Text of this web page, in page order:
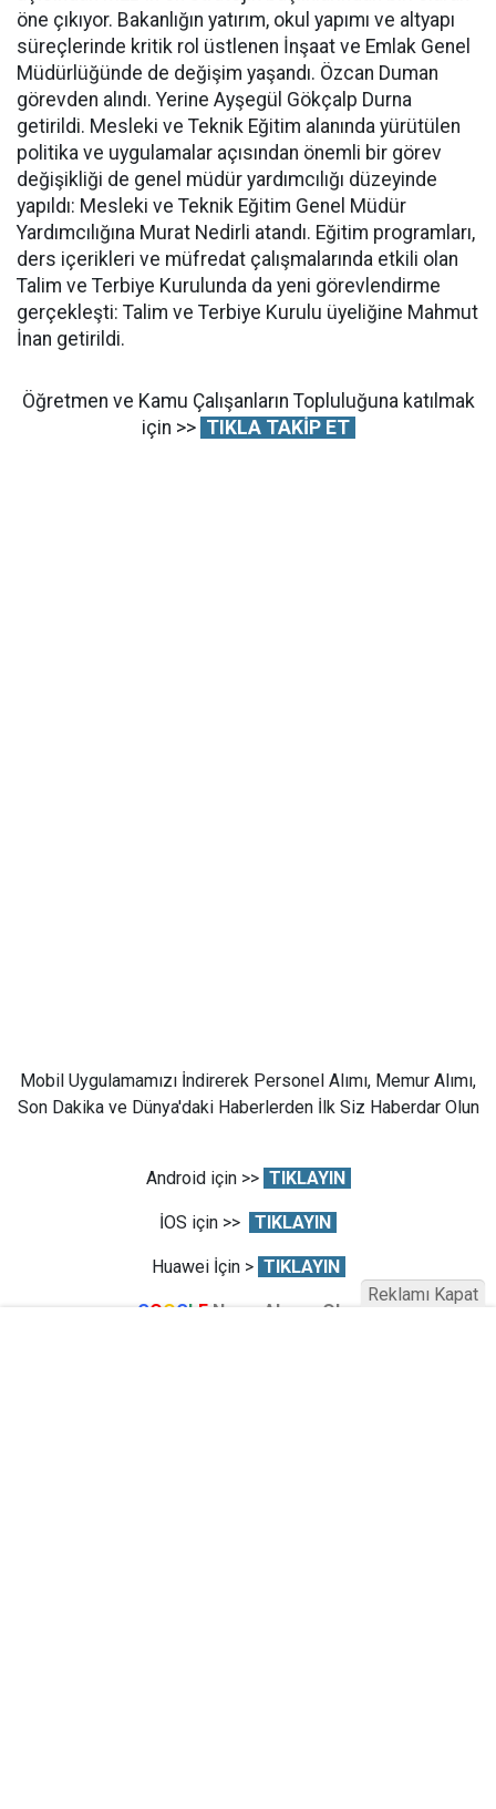
öne çıkıyor. Bakanlığın yatırım, okul yapımı ve altyapı
süreçlerinde kritik rol üstlenen İnşaat ve Emlak Genel
Müdürlüğünde de değişim yaşandı. Özcan Duman
görevden alındı. Yerine Ayşegül Gökçalp Durna
getirildi. Mesleki ve Teknik Eğitim alanında yürütülen
politika ve uygulamalar açısından önemli bir görev
değişikliği de genel müdür yardımcılığı düzeyinde
yapıldı: Mesleki ve Teknik Eğitim Genel Müdür
Yardımcılığına Murat Nedirli atandı. Eğitim programları,
ders içerikleri ve müfredat çalışmalarında etkili olan
Talim ve Terbiye Kurulunda da yeni görevlendirme
gerçekleşti: Talim ve Terbiye Kurulu üyeliğine Mahmut
İnan getirildi.
Öğretmen ve Kamu Çalışanların Topluluğuna katılmak
için >> TIKLA TAKİP ET
Mobil Uygulamamızı İndirerek Personel Alımı, Memur Alımı,
Son Dakika ve Dünya'daki Haberlerden İlk Siz Haberdar Olun
Android için >> TIKLAYIN
İOS için >> TIKLAYIN
Huawei İçin > TIKLAYIN
GOOGL E News Abone Olun
Reklamı Kapat